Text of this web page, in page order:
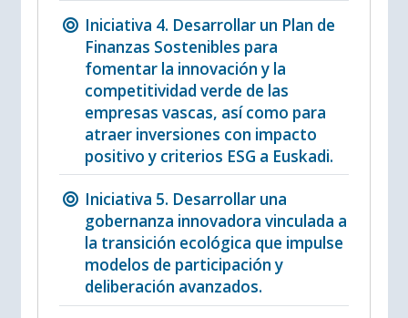
Iniciativa 4. Desarrollar un Plan de
Finanzas Sostenibles para
fomentar la innovación y la
competitividad verde de las
empresas vascas, así como para
atraer inversiones con impacto
positivo y criterios ESG a Euskadi.
Iniciativa 5. Desarrollar una
gobernanza innovadora vinculada a
la transición ecológica que impulse
modelos de participación y
deliberación avanzados.